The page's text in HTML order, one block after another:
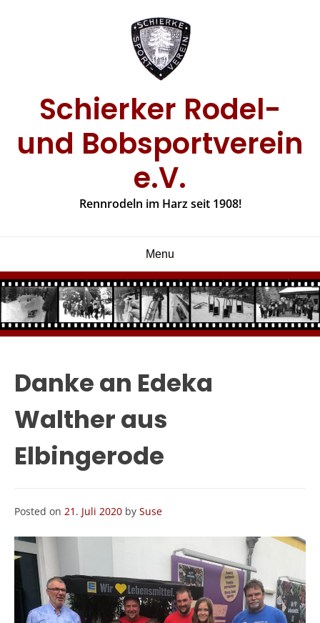
Schierker Rodel-
und Bobsportverein
e.V.
Rennrodeln im Harz seit 1908!
Menu
Danke an Edeka
Walther aus
Elbingerode
Posted on 21. Juli 2020 by Suse